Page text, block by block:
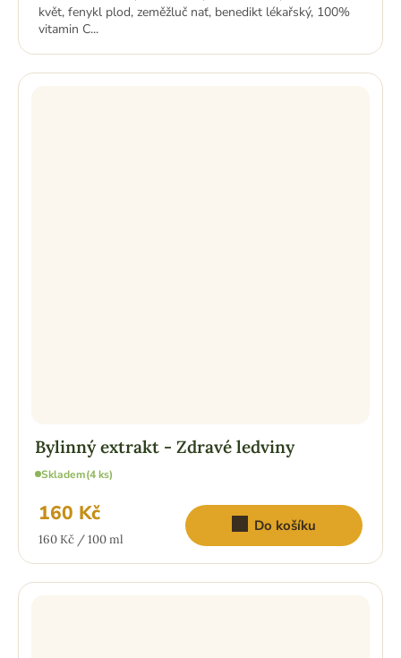
květ, fenykl plod, zeměžluč nať, benedikt lékařský, 100%
vitamin C...
Bylinný extrakt - Zdravé ledviny
Skladem(4 ks)
160 Kč
Měrná
160 Kč / 100 ml
Do košíku